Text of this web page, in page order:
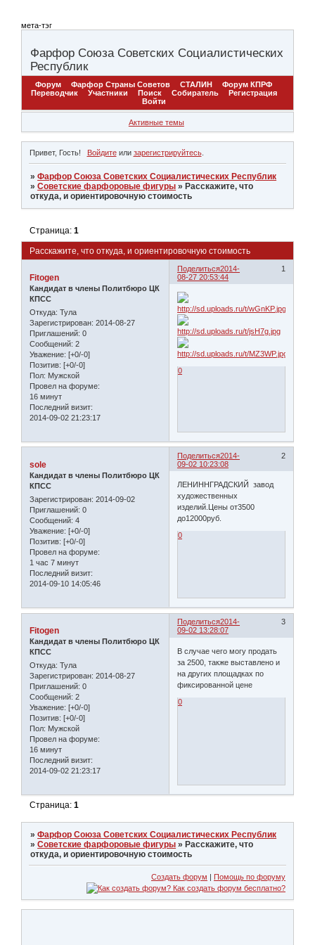
мета-тэг
Фарфор Союза Советских Социалистических
Республик
Форум Фарфор Страны Советов СТАЛИН
Форум КПРФ
Переводчик
Участники Поиск Собиратель
Регистрация
Войти
Активные темы
Привет, Гость! Войдитеили зарегистрируйтесь.
»Фарфор Союза Советских Социалистических Республик
»Советские фарфоровые фигуры » Расскажите, что
откуда, и ориентировочную стоимость
Расскажите, что откуда, и ориентировочную стоимость
Страница:1
Поделиться 1
2014-
08-27 20:53:44
Fitogen
Кандидат в члены Политбюро ЦК
КПСС
Откуда: Тула
Зарегистрирован: 2014-08-27
Приглашений: 0
Сообщений: 2
Уважение: [+0/-0]
Позитив: [+0/-0]
Пол: Мужской
Провел на форуме:
16 минут
Последний визит:
2014-09-02 21:23:17
0
Поделиться 2
2014-
09-02 10:23:08
sole
Кандидат в члены Политбюро ЦК
КПСС
Зарегистрирован: 2014-09-02
Приглашений: 0
Сообщений: 4
Уважение: [+0/-0]
Позитив: [+0/-0]
Провел на форуме:
1 час 7 минут
Последний визит:
2014-09-10 14:05:46
ЛЕНИННГРАДСКИЙ завод
художественных
изделий.Цены от3500
до12000руб.
0
Поделиться 3
2014-
09-02 13:28:07
Fitogen
Кандидат в члены Политбюро ЦК
КПСС
Откуда: Тула
Зарегистрирован: 2014-08-27
Приглашений: 0
Сообщений: 2
Уважение: [+0/-0]
Позитив: [+0/-0]
Пол: Мужской
Провел на форуме:
16 минут
Последний визит:
2014-09-02 21:23:17
В случае чего могу продать
за 2500, также выставлено и
на других площадках по
фиксированной цене
0
Страница:1
»Фарфор Союза Советских Социалистических Республик
»Советские фарфоровые фигуры » Расскажите, что
откуда, и ориентировочную стоимость
Создать форум | Помощь по форуму